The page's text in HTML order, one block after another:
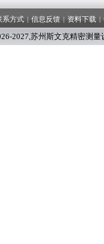
系方式 | 信息反馈 | 资料下载 |
2027,苏州斯文克精密测量